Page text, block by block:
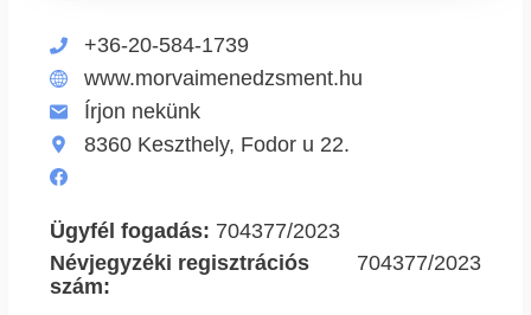
+36-20-584-1739
www.morvaimenedzsment.hu
Írjon nekünk
8360 Keszthely, Fodor u 22.
Ügyfél fogadás: 704377/2023
Névjegyzéki regisztrációs
szám:
704377/2023